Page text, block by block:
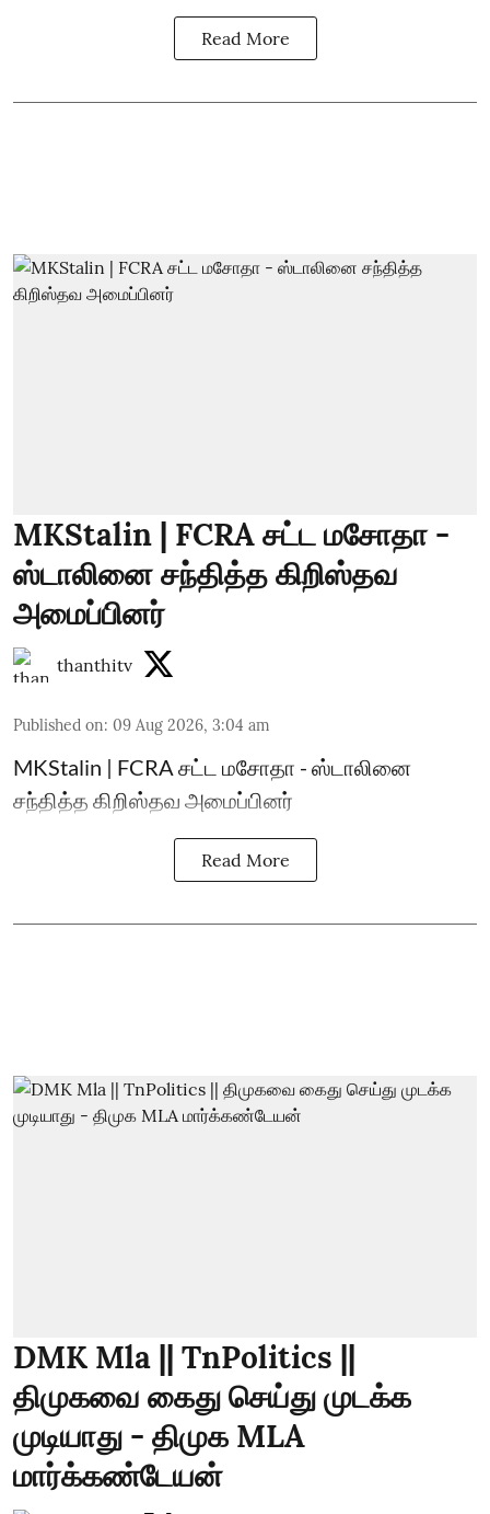
Read More
MKStalin | FCRA சட்ட மசோதா -
ஸ்டாலினை சந்தித்த கிறிஸ்தவ
அமைப்பினர்
thanthitv
Published on: 09 Aug 2026, 3:04 am
MKStalin | FCRA சட்ட மசோதா - ஸ்டாலினை
சந்தித்த கிறிஸ்தவ அமைப்பினர்
Read More
DMK Mla || TnPolitics ||
திமுகவை கைது செய்து முடக்க
முடியாது - திமுக MLA
மார்க்கண்டேயன்